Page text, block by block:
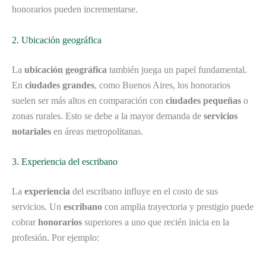
honorarios pueden incrementarse.
2. Ubicación geográfica
La ubicación geográfica también juega un papel fundamental.
En ciudades grandes, como Buenos Aires, los honorarios
suelen ser más altos en comparación con ciudades pequeñas o
zonas rurales. Esto se debe a la mayor demanda de servicios
notariales en áreas metropolitanas.
3. Experiencia del escribano
La experiencia del escribano influye en el costo de sus
servicios. Un escribano con amplia trayectoria y prestigio puede
cobrar honorarios superiores a uno que recién inicia en la
profesión. Por ejemplo: